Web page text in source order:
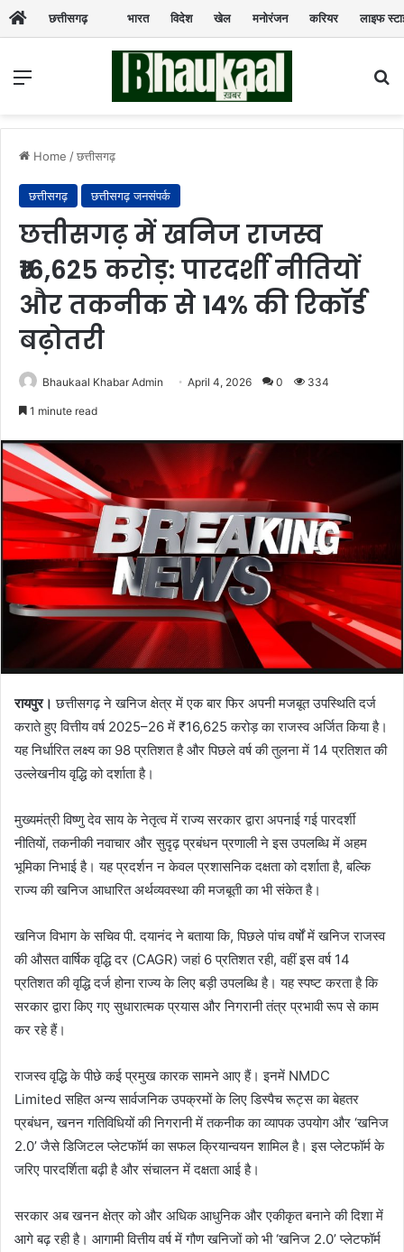
छत्तीसगढ़ भारत विदेश खेल मनोरंजन करियर लाइफ
Menu
Home /छत्तीसगढ़
छत्तीसगढ़ छत्तीसगढ़ जनसंपर्क
छत्तीसगढ़ में खनिज राजस्व
₹16,625 करोड़: पारदर्शी नीतियों
और तकनीक से 14% की रिकॉर्ड
बढ़ोतरी
Bhaukaal Khabar Admin April 4, 2026 0 334
1 minute read
रायपुर।छत्तीसगढ़ ने खनिज क्षेत्र में एक बार फिर अपनी मजबूत उपस्थिति दर्ज
कराते हुए वित्तीय वर्ष 2025–26 में ₹16,625 करोड़ का राजस्व अर्जित किया है।
यह निर्धारित लक्ष्य का 98 प्रतिशत है और पिछले वर्ष की तुलना में 14 प्रतिशत की
उल्लेखनीय वृद्धि को दर्शाता है।
मुख्यमंत्रीविष्णु देव सायके नेतृत्व में राज्य सरकार द्वारा अपनाई गई पारदर्शी
नीतियों, तकनीकी नवाचार और सुदृढ़ प्रबंधन प्रणाली ने इस उपलब्धि में अहम
भूमिका निभाई है। यह प्रदर्शन न केवल प्रशासनिक दक्षता को दर्शाता है, बल्कि
राज्य की खनिज आधारित अर्थव्यवस्था की मजबूती का भी संकेत है।
खनिज विभाग के सचिव पी. दयानंद ने बताया कि, पिछले पांच वर्षों में खनिज राजस्व
की औसत वार्षिक वृद्धि दर (CAGR) जहां 6 प्रतिशत रही, वहीं इस वर्ष 14
प्रतिशत की वृद्धि दर्ज होना राज्य के लिए बड़ी उपलब्धि है। यह स्पष्ट करता है कि
सरकार द्वारा किए गए सुधारात्मक प्रयास और निगरानी तंत्र प्रभावी रूप से काम
कर रहे हैं।
राजस्व वृद्धि के पीछे कई प्रमुख कारक सामने आए हैं। इनमें NMDC
Limited सहित अन्य सार्वजनिक उपक्रमों के लिए डिस्पैच रूट्स का बेहतर
प्रबंधन, खनन गतिविधियों की निगरानी में तकनीक का व्यापक उपयोग और ‘खनिज
2.0’ जैसे डिजिटल प्लेटफॉर्म का सफल क्रियान्वयन शामिल है। इस प्लेटफॉर्म के
जरिए पारदर्शिता बढ़ी है और संचालन में दक्षता आई है।
सरकार अब खनन क्षेत्र को और अधिक आधुनिक और एकीकृत बनाने की दिशा में
आगे बढ़ रही है। आगामी वित्तीय वर्ष में गौण खनिजों को भी ‘खनिज 2.0’ प्लेटफॉर्म